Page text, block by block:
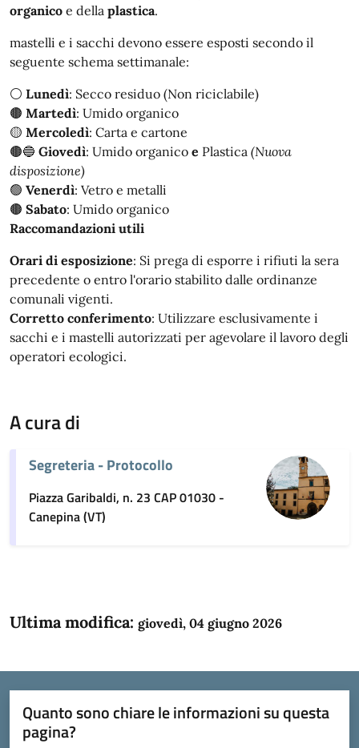
organico e della plastica.
mastelli e i sacchi devono essere esposti secondo il
seguente schema settimanale:
⚪ Lunedì: Secco residuo (Non riciclabile)
🟤 Martedì: Umido organico
🟡 Mercoledì: Carta e cartone
🟤🔵 Giovedì: Umido organico e Plastica (Nuova
disposizione)
🟢 Venerdì: Vetro e metalli
🟤 Sabato: Umido organico
Raccomandazioni utili
Orari di esposizione: Si prega di esporre i rifiuti la sera
precedente o entro l'orario stabilito dalle ordinanze
comunali vigenti.
Corretto conferimento: Utilizzare esclusivamente i
sacchi e i mastelli autorizzati per agevolare il lavoro degli
operatori ecologici.
A cura di
Segreteria - Protocollo
Piazza Garibaldi, n. 23 CAP 01030 -
Canepina (VT)
Ultima modifica: giovedì, 04 giugno 2026
Quanto sono chiare le informazioni su questa
pagina?